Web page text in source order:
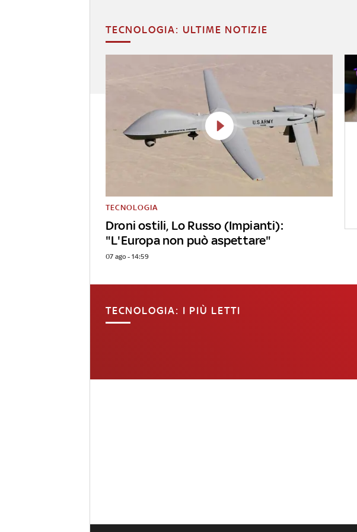
TECNOLOGIA: ULTIME NOTIZIE
Droni ostili, Lo Russo (Impianti):
"L'Europa non può aspettare"
TECNOLOGIA
07 ago - 14:59
TECNOLOGIA: I PIÙ LETTI